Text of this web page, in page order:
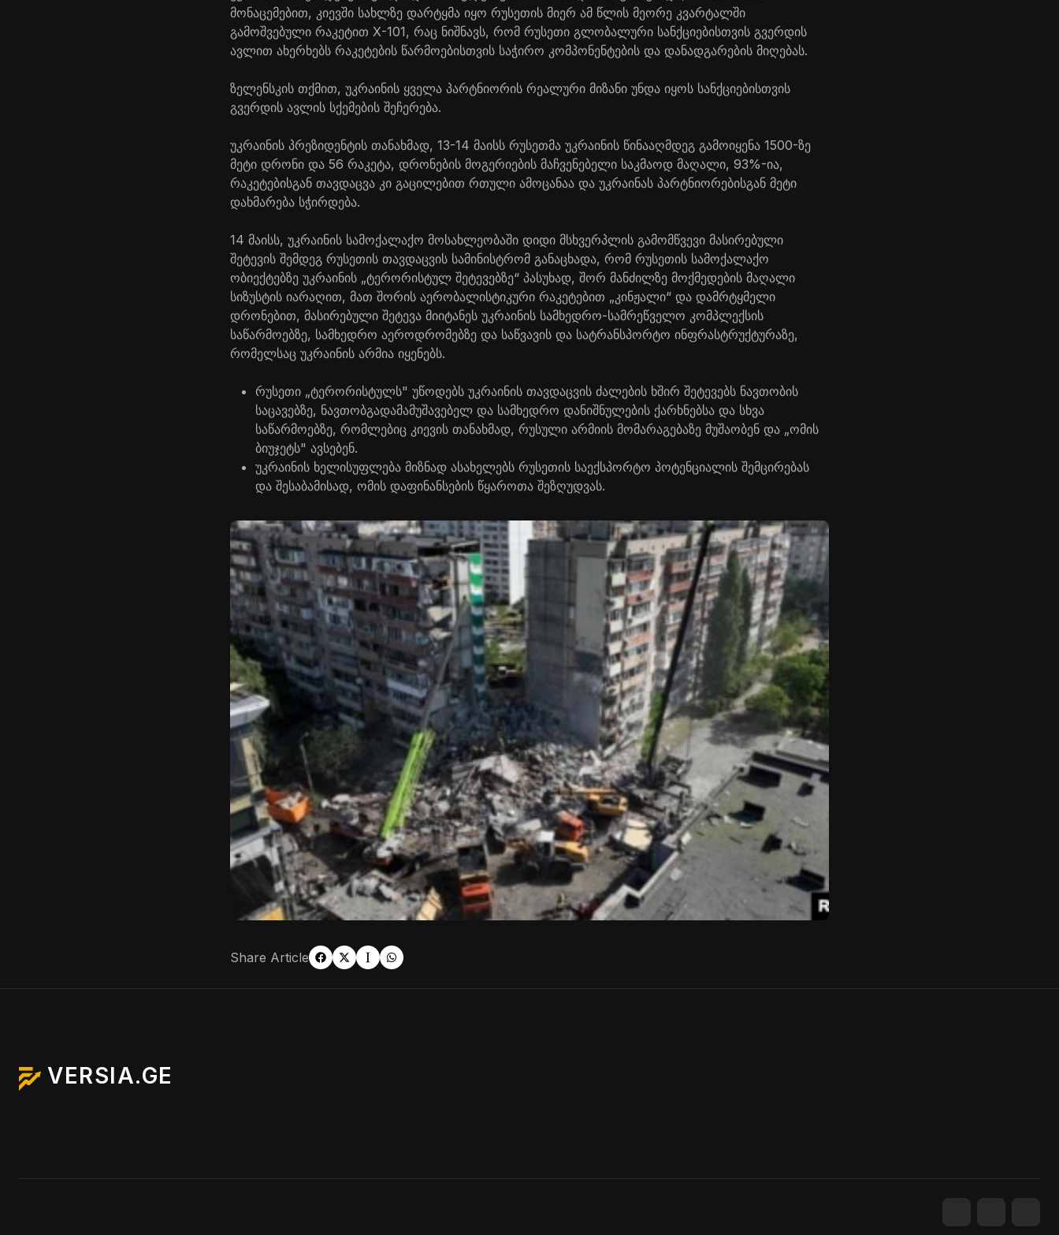
მონაცემებით, კიევში სახლზე დარტყმა იყო რუსეთის მიერ ამ წლის მეორე კვარტალში
გამოშვებული რაკეტით Х-101, რაც ნიშნავს, რომ რუსეთი გლობალური სანქციებისთვის გვერდის
ავლით ახერხებს რაკეტების წარმოებისთვის საჭირო კომპონენტების და დანადგარების მიღებას.
ზელენსკის თქმით, უკრაინის ყველა პარტნიორის რეალური მიზანი უნდა იყოს სანქციებისთვის
გვერდის ავლის სქემების შეჩერება.
უკრაინის პრეზიდენტის თანახმად, 13-14 მაისს რუსეთმა უკრაინის წინააღმდეგ გამოიყენა 1500-ზე
მეტი დრონი და 56 რაკეტა, დრონების მოგერიების მაჩვენებელი საკმაოდ მაღალი, 93%-ია,
რაკეტებისგან თავდაცვა კი გაცილებით რთული ამოცანაა და უკრაინას პარტნიორებისგან მეტი
დახმარება სჭირდება.
14 მაისს, უკრაინის სამოქალაქო მოსახლეობაში დიდი მსხვერპლის გამომწვევი მასირებული
შეტევის შემდეგ რუსეთის თავდაცვის სამინისტრომ განაცხადა, რომ რუსეთის სამოქალაქო
ობიექტებზე უკრაინის „ტერორისტულ შეტევებზე“ პასუხად, შორ მანძილზე მოქმედების მაღალი
სიზუსტის იარაღით, მათ შორის აერობალისტიკური რაკეტებით „კინჟალი“ და დამრტყმელი
დრონებით, მასირებული შეტევა მიიტანეს უკრაინის სამხედრო-სამრეწველო კომპლექსის
საწარმოებზე, სამხედრო აეროდრომებზე და საწვავის და სატრანსპორტო ინფრასტრუქტურაზე,
რომელსაც უკრაინის არმია იყენებს.
რუსეთი „ტერორისტულს" უწოდებს უკრაინის თავდაცვის ძალების ხშირ შეტევებს ნავთობის
საცავებზე, ნავთობგადამამუშავებელ და სამხედრო დანიშნულების ქარხნებსა და სხვა
საწარმოებზე, რომლებიც კიევის თანახმად, რუსული არმიის მომარაგებაზე მუშაობენ და „ომის
ბიუჯეტს" ავსებენ.
უკრაინის ხელისუფლება მიზნად ასახელებს რუსეთის საექსპორტო პოტენციალის შემცირებას
და შესაბამისად, ომის დაფინანსების წყაროთა შეზღუდვას.
Share Article
VERSIA.GE